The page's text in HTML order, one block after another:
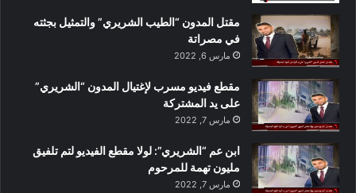
مقتل المدون “الطيب الشريري” والتمثيل بجثته
في مصراتة
مارس 6, 2022
مقطع فيديو مسرب لإغتيال المدون “الشريري”
على يد المشتركة
مارس 7, 2022
ابن عم “الشريري”: لولا مقطع الفيديو لتم تلفيق
مليون تهمة للمرحوم
مارس 7, 2022